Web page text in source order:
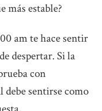
más estable?
am te hace sentir
despertar. Si la
con
sentirse como